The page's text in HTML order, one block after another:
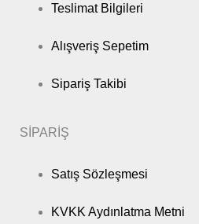
Teslimat Bilgileri
Alışveriş Sepetim
Sipariş Takibi
SİPARİŞ
Satış Sözleşmesi
KVKK Aydınlatma Metni